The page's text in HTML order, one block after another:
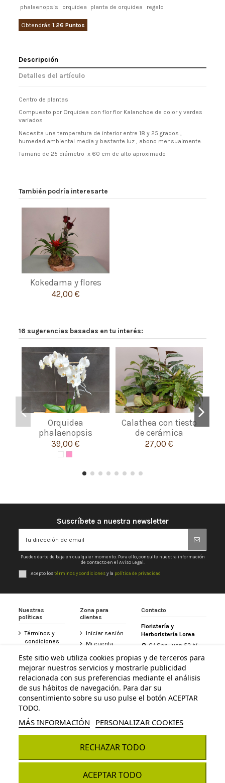
phalaenopsis orquidea planta de orquidea regalo
Obtendrás1.26 Puntos
Descripción
Detalles del artículo
Centro de plantas
Compuesto por Orquidea con flor flor Kalanchoe de color y verdes
variados
Necesita una temperatura de interior entre 18 y 25 grados ,
humedad ambiental media y bastante luz , abono mensualmente.
Tamaño de 25 diámetro x 60 cm de alto aproximado
También podría interesarte
Kokedama y flores
42,00 €
16 sugerencias basadas en tu interés:
Orquidea
phalaenopsis
39,00 €
Calathea con tiesto
de cerámica
27,00 €
Suscríbete a nuestra newsletter
Puedes darte de baja en cualquier momento. Para ello, consulte nuestra información
de contacto en el Aviso Legal.
Acepto lostérminos y condicionesy la política de privacidad
Nuestras
políticas
Términos y
condiciones
privacidad
Aviso legal
Política de
cookies
Accesibilidad
Zona para
clientes
Iniciar sesión
Mi cuenta
Historial de
pedidos
Tarjeta
Floristería
Lorea
Contacte con
Contacto
Floristería y
Herboristería Lorea
C/ San Juan 52 bj
31800 Altsasu /
Alsasua (Navarra)
948 467 426
info@floristerialorea.es
Este sitio web utiliza cookies propias y de terceros para
mejorar nuestros servicios y mostrarle publicidad
relacionada con sus preferencias mediante el análisis
de sus hábitos de navegación. Para dar su
consentimiento sobre su uso pulse el botón ACEPTAR
TODO.
MÁS INFORMACIÓN PERSONALIZAR COOKIES
RECHAZAR TODO
ACEPTAR TODO
© Todos los derechos reservados - Powered bybytefactory